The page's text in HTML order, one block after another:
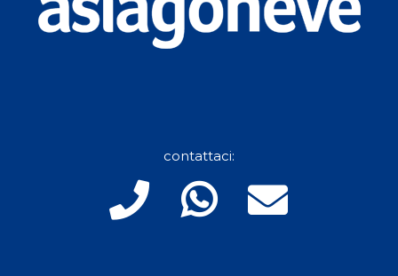
contattaci: